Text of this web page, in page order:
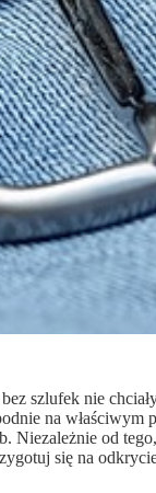
szlufek nie
na właściwym
Niezależnie od
się na